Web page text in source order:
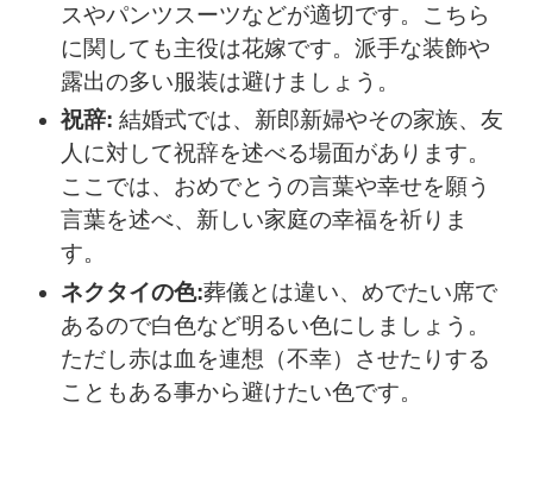
スやパンツスーツなどが適切です。こちら
に関しても主役は花嫁です。派手な装飾や
露出の多い服装は避けましょう。
祝辞: 結婚式では、新郎新婦やその家族、友
人に対して祝辞を述べる場面があります。
ここでは、おめでとうの言葉や幸せを願う
言葉を述べ、新しい家庭の幸福を祈りま
す。
ネクタイの色:葬儀とは違い、めでたい席で
あるので白色など明るい色にしましょう。
ただし赤は血を連想（不幸）させたりする
こともある事から避けたい色です。